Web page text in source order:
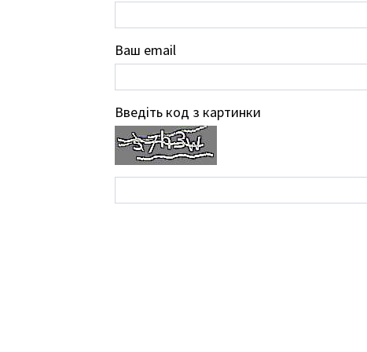
Ваш email
Введіть код з картинки